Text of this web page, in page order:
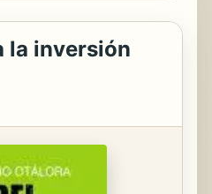
la inversión